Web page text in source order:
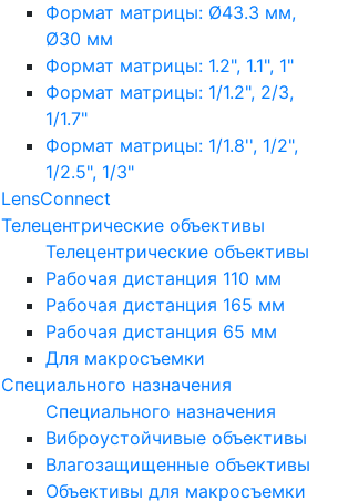
Формат матрицы: Ø43.3 мм,
Ø30 мм
Формат матрицы: 1.2", 1.1", 1"
Формат матрицы: 1/1.2", 2/3,
1/1.7"
Формат матрицы: 1/1.8'', 1/2",
1/2.5", 1/3"
LensConnect
Телецентрические объективы
Телецентрические объективы
Рабочая дистанция 110 мм
Рабочая дистанция 165 мм
Рабочая дистанция 65 мм
Для макросъемки
Специального назначения
Специального назначения
Виброустойчивые объективы
Влагозащищенные объективы
Объективы для макросъемки